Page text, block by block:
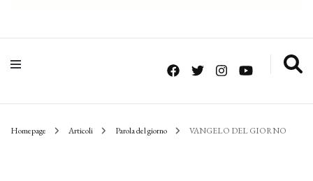
Homepage Articoli Parola del giorno VANGELO DEL GIORNO